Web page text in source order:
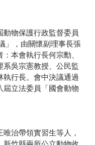
動物保護行政監督委員
」，由關懷副理事長張
本會執行長何宗勳、
系吳宗憲教授、公民監
執行長。會中決議通過
屆立法委員「國會動物
治帶領實習生等人，